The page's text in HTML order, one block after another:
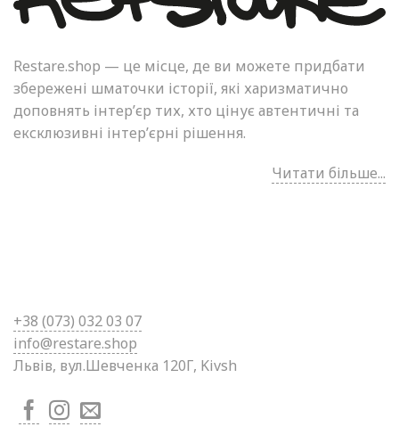
Restare.shop — це місце, де ви можете придбати
збережені шматочки історії, які харизматично
доповнять інтер’єр тих, хто цінує автентичні та
ексклюзивні інтер’єрні рішення.
Читати більше...
+38 (073) 032 03 07
info@restare.shop
Львів, вул.Шевченка 120Г, Kivsh